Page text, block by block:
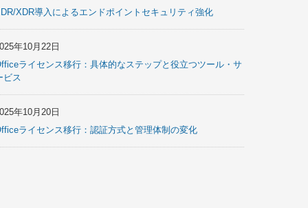
XDR導入によるエンドポイントセキュリティ強化
年10月22日
ライセンス移行：具体的なステップと役立つツール・サ
ビス
年10月20日
ライセンス移行：認証方式と管理体制の変化